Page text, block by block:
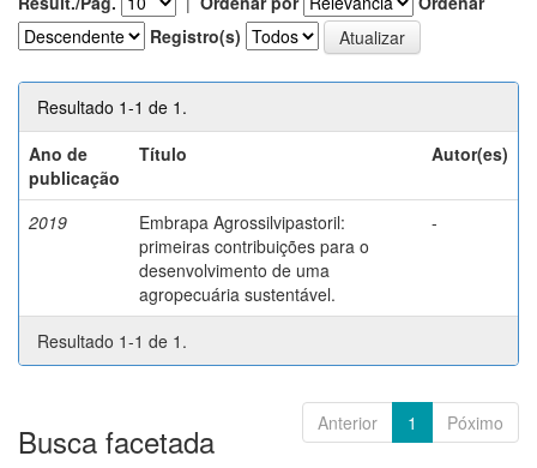
Registro(s)
Resultado 1-1 de 1.
Ano de
publicação
Título Autor(es)
2019
Embrapa Agrossilvipastoril:
primeiras contribuições para o
desenvolvimento de uma
agropecuária sustentável.
-
Resultado 1-1 de 1.
Anterior 1 Póximo
Busca facetada